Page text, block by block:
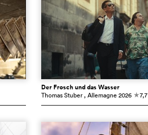
Der Frosch und das Wasser
Thomas Stuber , Allemagne 2026 c7,7